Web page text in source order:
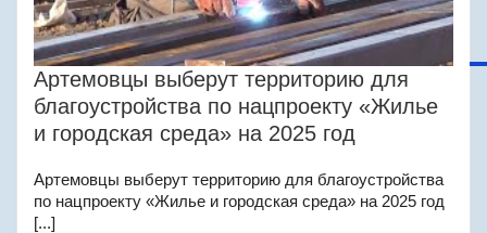
Артемовцы выберут территорию для
благоустройства по нацпроекту «Жилье
и городская среда» на 2025 год
Артемовцы выберут территорию для благоустройства
по нацпроекту «Жилье и городская среда» на 2025 год
[...]